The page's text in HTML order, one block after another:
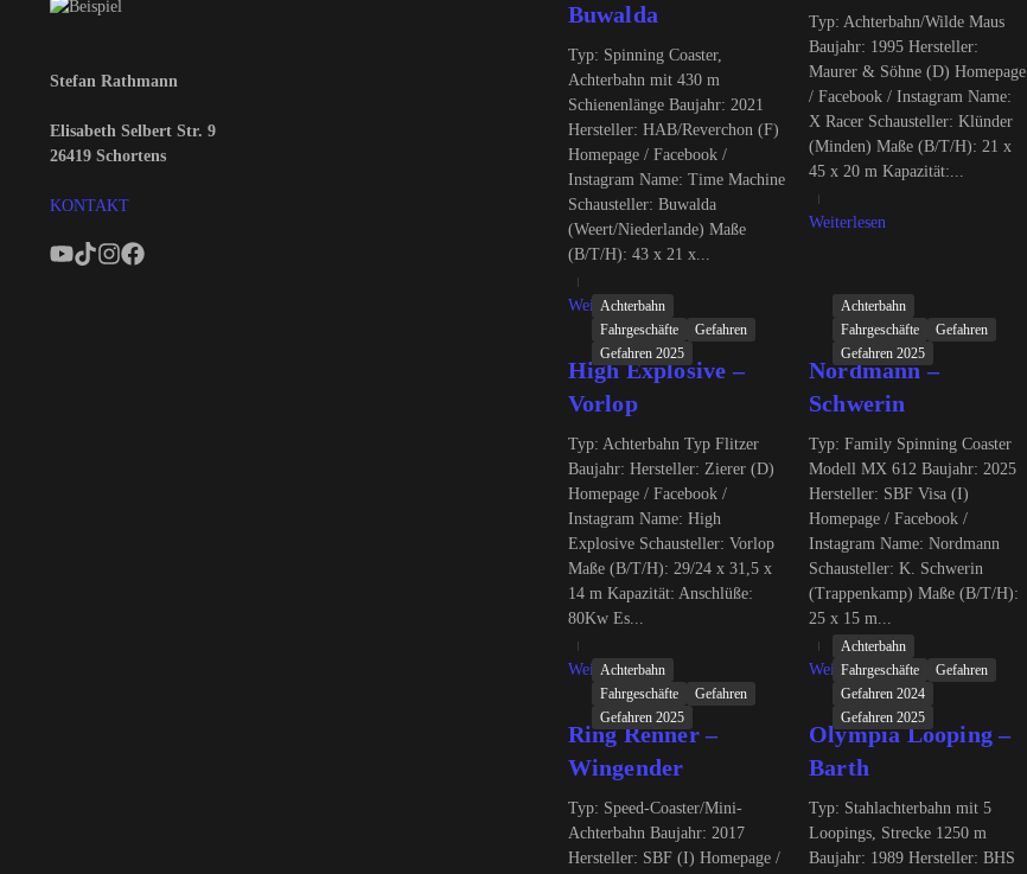
Stefan Rathmann
Elisabeth Selbert Str. 9
26419 Schortens
KONTAKT
Buwalda
Typ: Spinning Coaster,
Achterbahn mit 430 m
Schienenlänge Baujahr: 2021
Hersteller: HAB/Reverchon (F)
Homepage / Facebook /
Instagram Name: Time Machine
Schausteller: Buwalda
(Weert/Niederlande) Maße
(B/T/H): 43 x 21 x...
Weiterlesen
Typ: Achterbahn/Wilde Maus
Baujahr: 1995 Hersteller:
Maurer & Söhne (D) Homepage
/ Facebook / Instagram Name:
X Racer Schausteller: Klünder
(Minden) Maße (B/T/H): 21 x
45 x 20 m Kapazität:...
Weiterlesen
Achterbahn
Fahrgeschäfte
Gefahren
Gefahren 2025
High Explosive –
Vorlop
Typ: Achterbahn Typ Flitzer
Baujahr: Hersteller: Zierer (D)
Homepage / Facebook /
Instagram Name: High
Explosive Schausteller: Vorlop
Maße (B/T/H): 29/24 x 31,5 x
14 m Kapazität: Anschlüße:
80Kw Es...
Weiterlesen
Achterbahn
Fahrgeschäfte
Gefahren
Gefahren 2025
Nordmann –
Schwerin
Typ: Family Spinning Coaster
Modell MX 612 Baujahr: 2025
Hersteller: SBF Visa (I)
Homepage / Facebook /
Instagram Name: Nordmann
Schausteller: K. Schwerin
(Trappenkamp) Maße (B/T/H):
25 x 15 m...
Weiterlesen
Achterbahn
Fahrgeschäfte
Gefahren
Gefahren 2025
Ring Renner –
Wingender
Typ: Speed-Coaster/Mini-
Achterbahn Baujahr: 2017
Hersteller: SBF (I) Homepage /
Achterbahn
Fahrgeschäfte
Gefahren
Gefahren 2024
Gefahren 2025
Olympia Looping –
Barth
Typ: Stahlachterbahn mit 5
Loopings, Strecke 1250 m
Baujahr: 1989 Hersteller: BHS